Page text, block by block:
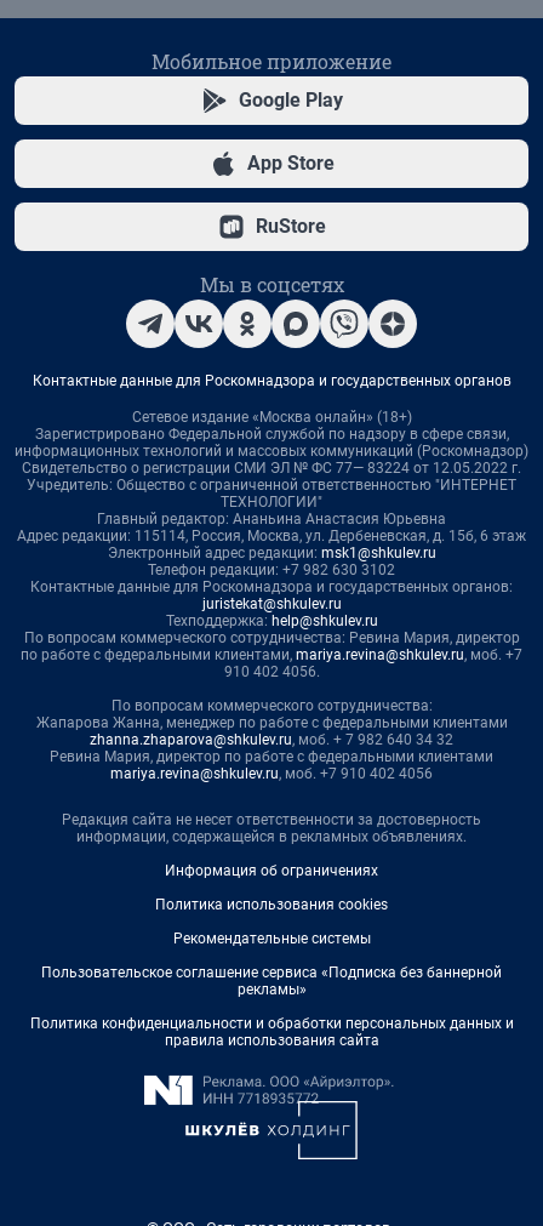
Мобильное приложение
Google Play
App Store
RuStore
Мы в соцсетях
Контактные данные для Роскомнадзора и государственных органов
Сетевое издание «Москва онлайн» (18+)
Зарегистрировано Федеральной службой по надзору в сфере связи,
информационных технологий и массовых коммуникаций (Роскомнадзор)
Свидетельство о регистрации СМИ ЭЛ № ФС 77— 83224 от 12.05.2022 г.
Учредитель: Общество с ограниченной ответственностью "ИНТЕРНЕТ
ТЕХНОЛОГИИ"
Главный редактор: Ананьина Анастасия Юрьевна
Адрес редакции: 115114, Россия, Москва, ул. Дербеневская, д. 15б, 6 этаж
Электронный адрес редакции: msk1@shkulev.ru
Телефон редакции: +7 982 630 3102
Контактные данные для Роскомнадзора и государственных органов:
juristekat@shkulev.ru
Техподдержка: help@shkulev.ru
По вопросам коммерческого сотрудничества: Ревина Мария, директор
по работе с федеральными клиентами, mariya.revina@shkulev.ru, моб. +7
910 402 4056.
По вопросам коммерческого сотрудничества:
Жапарова Жанна, менеджер по работе с федеральными клиентами
zhanna.zhaparova@shkulev.ru, моб. + 7 982 640 34 32
Ревина Мария, директор по работе с федеральными клиентами
mariya.revina@shkulev.ru, моб. +7 910 402 4056
Редакция сайта не несет ответственности за достоверность
информации, содержащейся в рекламных объявлениях.
Информация об ограничениях
Политика использования cookies
Рекомендательные системы
Пользовательское соглашение сервиса «Подписка без баннерной
рекламы»
Политика конфиденциальности и обработки персональных данных и
правила использования сайта